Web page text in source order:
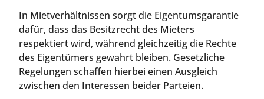
In Mietverhältnissen sorgt die Eigentumsgarantie
dafür, dass das Besitzrecht des Mieters
respektiert wird, während gleichzeitig die Rechte
des Eigentümers gewahrt bleiben. Gesetzliche
Regelungen schaffen hierbei einen Ausgleich
zwischen den Interessen beider Parteien.